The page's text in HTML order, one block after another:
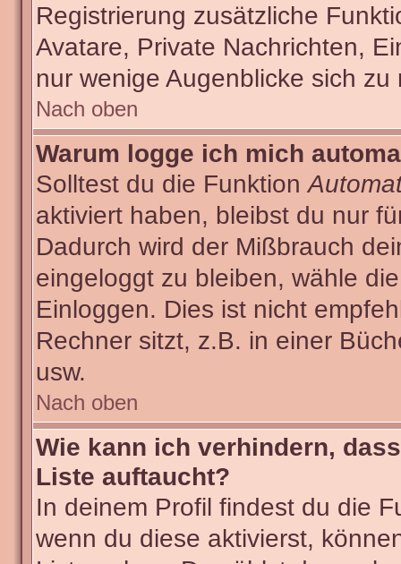
Registrierung zusätzliche
Avatare, Private Nachrichten,
nur wenige Augenblicke sich
Nach oben
Warum logge ich mich
Solltest du die Funktion
aktiviert haben, bleibst du nur
Dadurch wird der Mißbrauch
eingeloggt zu bleiben, wähle
Einloggen. Dies ist nicht
Rechner sitzt, z.B. in einer
usw.
Nach oben
Wie kann ich verhindern,
Liste auftaucht?
In deinem Profil findest du die
wenn du diese aktivierst,